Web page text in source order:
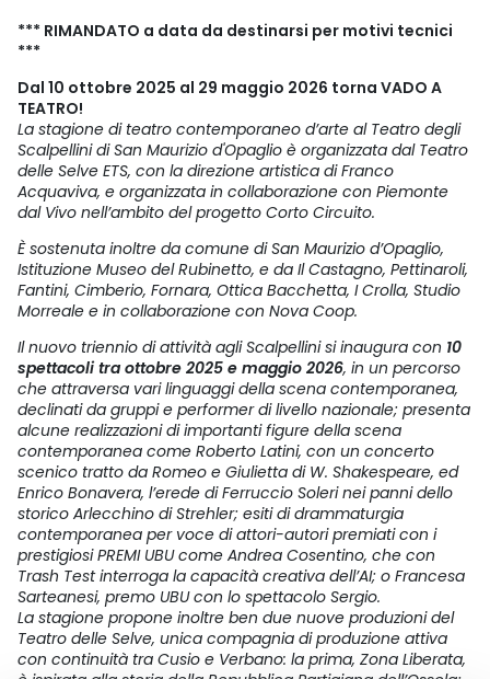
*** RIMANDATO a data da destinarsi per motivi tecnici
***
Dal 10 ottobre 2025 al 29 maggio 2026 torna VADO A
TEATRO!
La stagione di teatro contemporaneo d’arte al Teatro degli
Scalpellini di San Maurizio d'Opaglio è organizzata dal Teatro
delle Selve ETS, con la direzione artistica di Franco
Acquaviva, e organizzata in collaborazione con Piemonte
dal Vivo nell’ambito del progetto Corto Circuito.
È sostenuta inoltre da comune di San Maurizio d’Opaglio,
Istituzione Museo del Rubinetto, e da Il Castagno, Pettinaroli,
Fantini, Cimberio, Fornara, Ottica Bacchetta, I Crolla, Studio
Morreale e in collaborazione con Nova Coop.
Il nuovo triennio di attività agli Scalpellini si inaugura con 10
spettacoli tra ottobre 2025 e maggio 2026, in un percorso
che attraversa vari linguaggi della scena contemporanea,
declinati da gruppi e performer di livello nazionale; presenta
alcune realizzazioni di importanti figure della scena
contemporanea come Roberto Latini, con un concerto
scenico tratto da Romeo e Giulietta di W. Shakespeare, ed
Enrico Bonavera, l’erede di Ferruccio Soleri nei panni dello
storico Arlecchino di Strehler; esiti di drammaturgia
contemporanea per voce di attori-autori premiati con i
prestigiosi PREMI UBU come Andrea Cosentino, che con
Trash Test interroga la capacità creativa dell’AI; o Francesa
Sarteanesi, premo UBU con lo spettacolo Sergio.
La stagione propone inoltre ben due nuove produzioni del
Teatro delle Selve, unica compagnia di produzione attiva
con continuità tra Cusio e Verbano: la prima, Zona Liberata,